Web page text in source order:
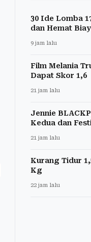
30 Ide Lomba
dan Hemat
9 jam lalu
Film Melania
Dapat Skor 1,6
21 jam lalu
Jennie
Kedua dan
21 jam lalu
Kurang Tidur
Kg
22 jam lalu